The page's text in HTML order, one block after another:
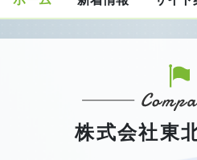
株式会社東